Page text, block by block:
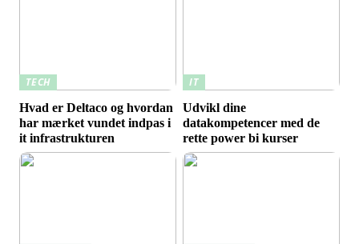
TECH
Hvad er Deltaco og hvordan
har mærket vundet indpas i
it infrastrukturen
IT
Udvikl dine
datakompetencer med de
rette power bi kurser